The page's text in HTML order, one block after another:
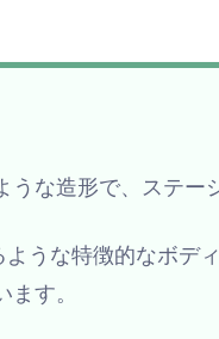
うな造形で、ステー
うな特徴的なボデ
す。